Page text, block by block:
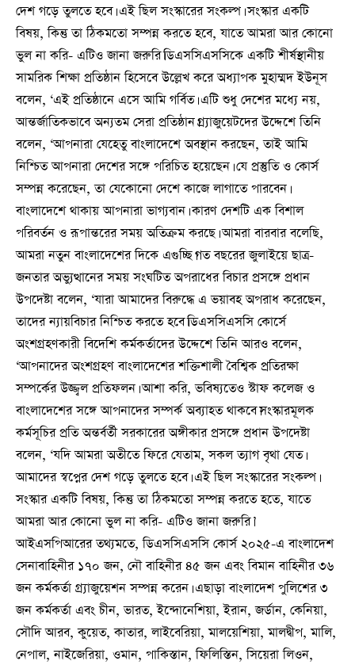
দেশ গড়ে তুলতে হবে। এই ছিল সংস্কারের সংকল্প। সংস্কার একটি
বিষয়, কিন্তু তা ঠিকমতো সম্পন্ন করতে হবে, যাতে আমরা আর কোনো
ভুল না করি- এটিও জানা জরুরি।ডিএসসিএসসিকে একটি শীর্ষস্থানীয়
সামরিক শিক্ষা প্রতিষ্ঠান হিসেবে উল্লেখ করে অধ্যাপক মুহাম্মদ ইউনূস
বলেন, ‘এই প্রতিষ্ঠানে এসে আমি গর্বিত। এটি শুধু দেশের মধ্যে নয়,
আন্তর্জাতিকভাবে অন্যতম সেরা প্রতিষ্ঠান।গ্র্যাজুয়েটদের উদ্দেশে তিনি
বলেন, ‘আপনারা যেহেতু বাংলাদেশে অবস্থান করছেন, তাই আমি
নিশ্চিত আপনারা দেশের সঙ্গে পরিচিত হয়েছেন। যে প্রস্তুতি ও কোর্স
সম্পন্ন করেছেন, তা যেকোনো দেশে কাজে লাগাতে পারবেন।
বাংলাদেশে থাকায় আপনারা ভাগ্যবান। কারণ দেশটি এক বিশাল
পরিবর্তন ও রূপান্তরের সময় অতিক্রম করছে। আমরা বারবার বলেছি,
আমরা নতুন বাংলাদেশের দিকে এগুচ্ছি।গত বছরের জুলাইয়ে ছাত্র-
জনতার অভ্যুত্থানের সময় সংঘটিত অপরাধের বিচার প্রসঙ্গে প্রধান
উপদেষ্টা বলেন, ‘যারা আমাদের বিরুদ্ধে এ ভয়াবহ অপরাধ করেছেন,
তাদের ন্যায়বিচার নিশ্চিত করতে হবে।ডিএসসিএসসি কোর্সে
অংশগ্রহণকারী বিদেশি কর্মকর্তাদের উদ্দেশে তিনি আরও বলেন,
‘আপনাদের অংশগ্রহণ বাংলাদেশের শক্তিশালী বৈশ্বিক প্রতিরক্ষা
সম্পর্কের উজ্জ্বল প্রতিফলন। আশা করি, ভবিষ্যতেও স্টাফ কলেজ ও
বাংলাদেশের সঙ্গে আপনাদের সম্পর্ক অব্যাহত থাকবে।সংস্কারমূলক
কর্মসূচির প্রতি অন্তর্বর্তী সরকারের অঙ্গীকার প্রসঙ্গে প্রধান উপদেষ্টা
বলেন, ‘যদি আমরা অতীতে ফিরে যেতাম, সকল ত্যাগ বৃথা যেত।
আমাদের স্বপ্নের দেশ গড়ে তুলতে হবে। এই ছিল সংস্কারের সংকল্প।
সংস্কার একটি বিষয়, কিন্তু তা ঠিকমতো সম্পন্ন করতে হতে, যাতে
আমরা আর কোনো ভুল না করি- এটিও জানা জরুরি।’
আইএসপিআরের তথ্যমতে, ডিএসসিএসসি কোর্স ২০২৫-এ বাংলাদেশ
সেনাবাহিনীর ১৭০ জন, নৌ বাহিনীর ৪৫ জন এবং বিমান বাহিনীর ৩৬
জন কর্মকর্তা গ্র্যাজুয়েশন সম্পন্ন করেন। এছাড়া বাংলাদেশ পুলিশের ৩
জন কর্মকর্তা এবং চীন, ভারত, ইন্দোনেশিয়া, ইরান, জর্ডান, কেনিয়া,
সৌদি আরব, কুয়েত, কাতার, লাইবেরিয়া, মালয়েশিয়া, মালদ্বীপ, মালি,
নেপাল, নাইজেরিয়া, ওমান, পাকিস্তান, ফিলিস্তিন, সিয়েরা লিওন,